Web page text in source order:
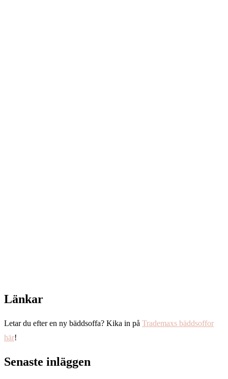
Länkar
Letar du efter en ny bäddsoffa? Kika in på Trademaxs bäddsoffor
här!
Senaste inläggen